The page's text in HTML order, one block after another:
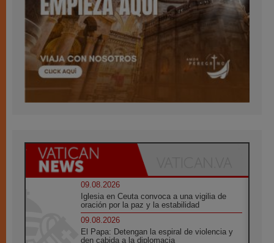
09.08.2026
Iglesia en Ceuta convoca a una vigilia de
oración por la paz y la estabilidad
09.08.2026
El Papa: Detengan la espiral de violencia y
den cabida a la diplomacia